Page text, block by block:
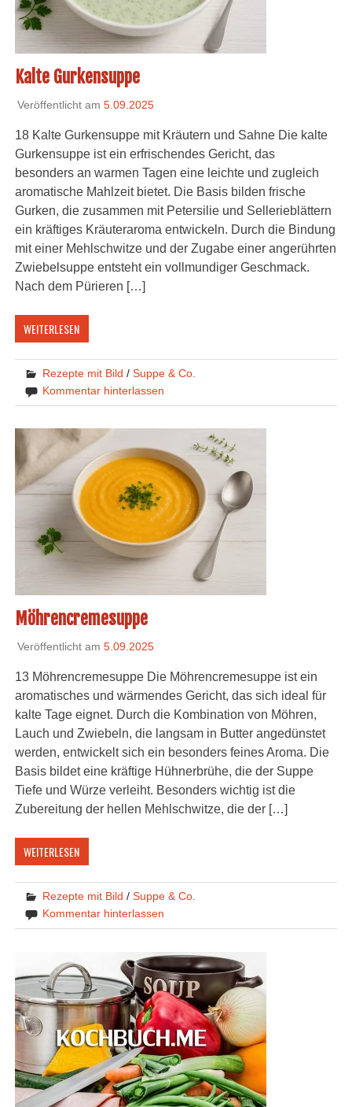
Kalte Gurkensuppe
Veröffentlicht am 5.09.2025
18 Kalte Gurkensuppe mit Kräutern und Sahne Die kalte
Gurkensuppe ist ein erfrischendes Gericht, das
besonders an warmen Tagen eine leichte und zugleich
aromatische Mahlzeit bietet. Die Basis bilden frische
Gurken, die zusammen mit Petersilie und Sellerieblättern
ein kräftiges Kräuteraroma entwickeln. Durch die Bindung
mit einer Mehlschwitze und der Zugabe einer angerührten
Zwiebelsuppe entsteht ein vollmundiger Geschmack.
Nach dem Pürieren […]
WEITERLESEN
Rezepte mit Bild /Suppe & Co.
Kommentar hinterlassen
Möhrencremesuppe
Veröffentlicht am 5.09.2025
13 Möhrencremesuppe Die Möhrencremesuppe ist ein
aromatisches und wärmendes Gericht, das sich ideal für
kalte Tage eignet. Durch die Kombination von Möhren,
Lauch und Zwiebeln, die langsam in Butter angedünstet
werden, entwickelt sich ein besonders feines Aroma. Die
Basis bildet eine kräftige Hühnerbrühe, die der Suppe
Tiefe und Würze verleiht. Besonders wichtig ist die
Zubereitung der hellen Mehlschwitze, die der […]
WEITERLESEN
Rezepte mit Bild /Suppe & Co.
Kommentar hinterlassen